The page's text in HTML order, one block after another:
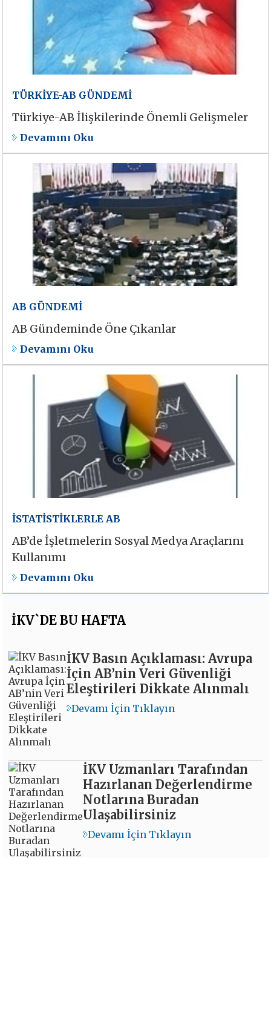
TÜRKİYE-AB GÜNDEMİ
Türkiye-AB İlişkilerinde Önemli Gelişmeler
Devamını Oku
AB GÜNDEMİ
AB Gündeminde Öne Çıkanlar
Devamını Oku
İSTATİSTİKLERLE AB
AB’de İşletmelerin Sosyal Medya Araçlarını
Kullanımı
Devamını Oku
İKV`DE BU HAFTA
İKV Basın Açıklaması: Avrupa
İçin AB’nin Veri Güvenliği
Eleştirileri Dikkate Alınmalı
Devamı İçin Tıklayın
İKV Uzmanları Tarafından
Hazırlanan Değerlendirme
Notlarına Buradan
Ulaşabilirsiniz
Devamı İçin Tıklayın